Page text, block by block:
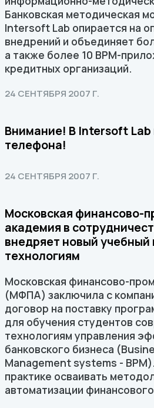
Банковская методическая
Intersoft Lab опирается на
внедрений и объединяет
а также более 10 BPM-
кредитных организаций.
24 СЕНТЯБРЯ 2007 Г.
Внимание! В Intersoft
телефона!
24 СЕНТЯБРЯ 2007 Г.
Московская финансово-
академия в
внедряет новый учебный
технологиям
Московская финансово-
(МФПА) заключила с
договор на поставку
для обучения студентов
технологиям управления
банковского бизнеса
Management systems -
практике осваивать
автоматизации